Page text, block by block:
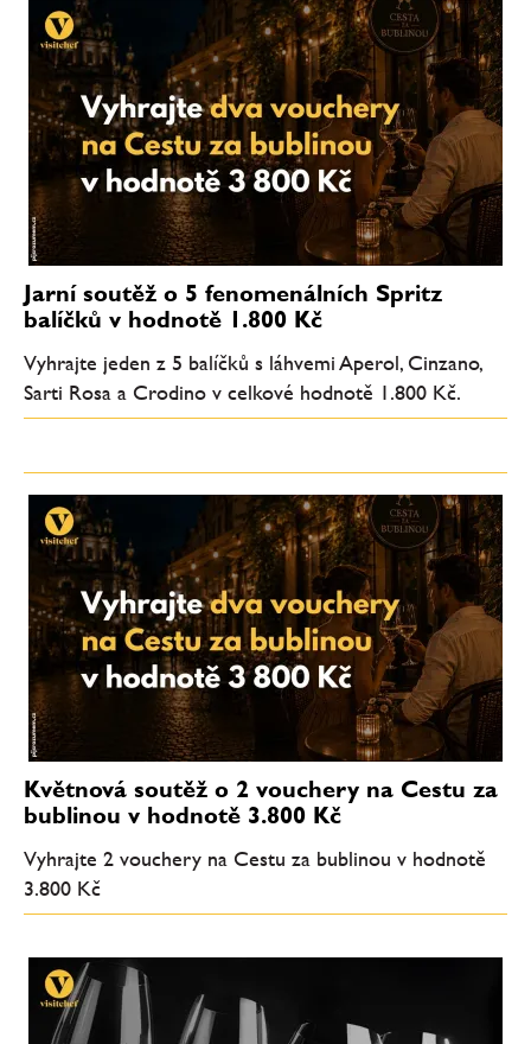
Jarní soutěž o 5 fenomenálních Spritz
balíčků v hodnotě 1.800 Kč
Vyhrajte jeden z 5 balíčků s láhvemi Aperol, Cinzano,
Sarti Rosa a Crodino v celkové hodnotě 1.800 Kč.
Květnová soutěž o 2 vouchery na Cestu za
bublinou v hodnotě 3.800 Kč
Vyhrajte 2 vouchery na Cestu za bublinou v hodnotě
3.800 Kč